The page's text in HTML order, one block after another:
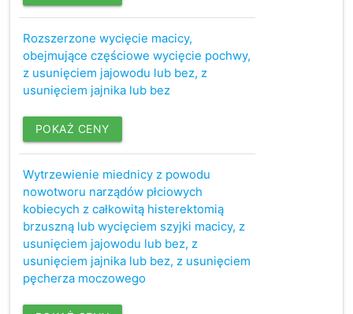
Rozszerzone wycięcie macicy,
obejmujące częściowe wycięcie pochwy,
z usunięciem jajowodu lub bez, z
usunięciem jajnika lub bez
POKAŻ CENY
Wytrzewienie miednicy z powodu
nowotworu narządów płciowych
kobiecych z całkowitą histerektomią
brzuszną lub wycięciem szyjki macicy, z
usunięciem jajowodu lub bez, z
usunięciem jajnika lub bez, z usunięciem
pęcherza moczowego